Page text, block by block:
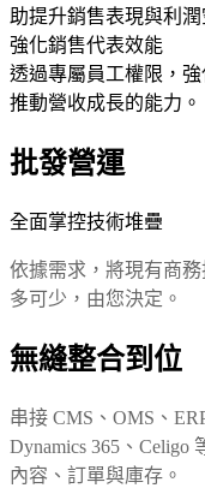
助提升銷售表現與利潤
強化銷售代表效能
透過專屬員工權限，
推動營收成長的能力。
批發營運
全面掌控技術堆疊
依據需求，將現有商
多可少，由您決定。
無縫整合到位
串接 CMS、OMS、
Dynamics 365、
內容、訂單與庫存。